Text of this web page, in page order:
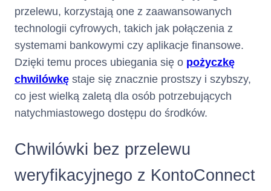
Numer faksu :
(informacja ta ma charakter
Nie dotyczy
Adres strony internetowej :
(informacja ta ma charakter
opcjonalny)
Nie dotyczy
konsumencki w ramach limitu
przelewu, korzystają one z zaawansowanych
technologii cyfrowych, takich jak połączenia z
systemami bankowymi czy aplikacje finansowe.
Dzięki temu proces ubiegania się o pożyczkę
chwilówkę staje się znacznie prostszy i szybszy,
co jest wielką zaletą dla osób potrzebujących
natychmiastowego dostępu do środków.
Chwilówki bez przelewu
weryfikacyjnego z KontoConnect